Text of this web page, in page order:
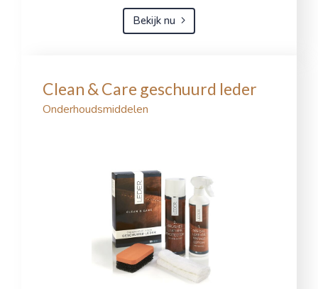
Bekijk nu
Clean & Care geschuurd leder
Onderhoudsmiddelen